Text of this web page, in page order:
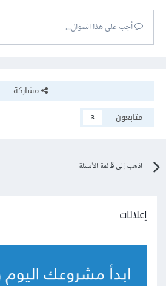
أجب على هذا السؤال...
مشاركة
متابعون
3
اذهب إلى قائمة الأسئلة
إعلانات